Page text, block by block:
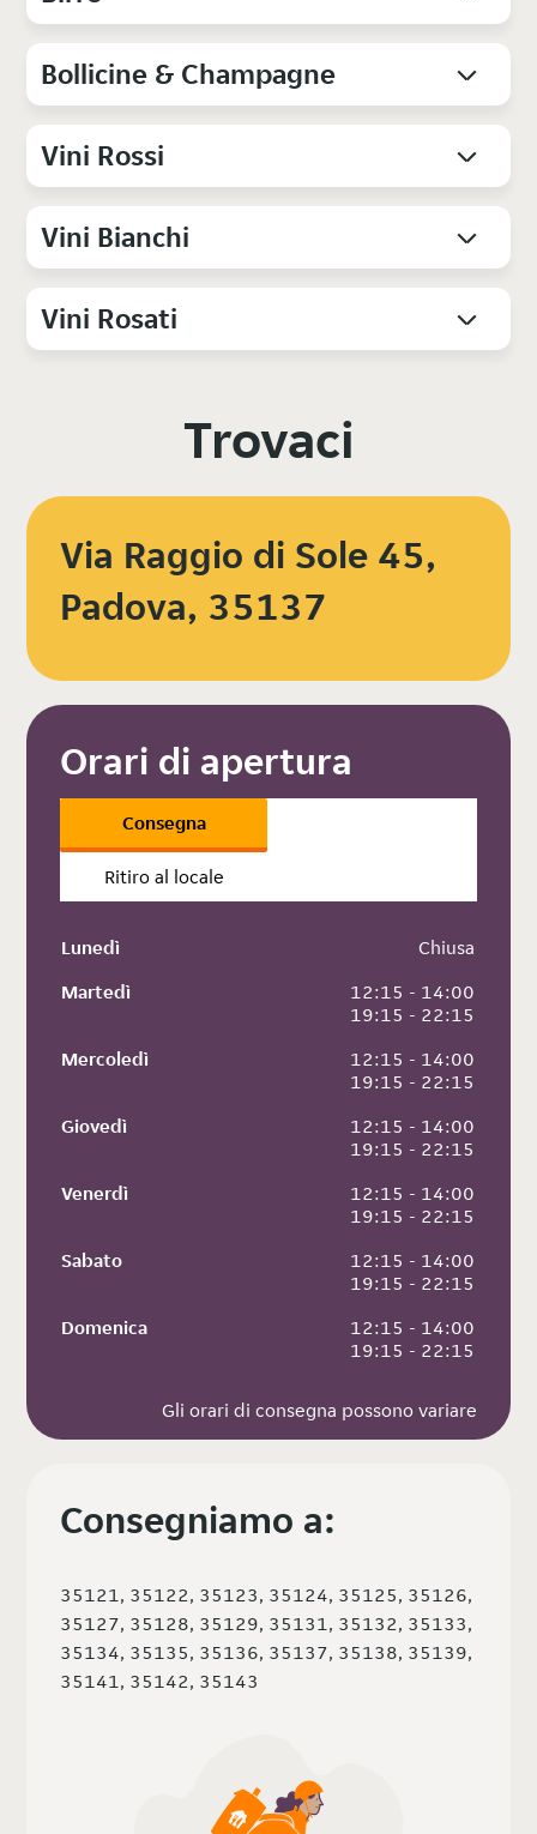
Bollicine & Champagne
Vini Rossi
Vini Bianchi
Vini Rosati
Trovaci
Via Raggio di Sole 45,
Padova, 35137
Orari di apertura
Consegna
Ritiro al locale
Lunedì
Chiusa
Martedì
12:15 - 14:00
19:15 - 22:15
Mercoledì
12:15 - 14:00
19:15 - 22:15
Giovedì
12:15 - 14:00
19:15 - 22:15
Venerdì
12:15 - 14:00
19:15 - 22:15
Sabato
12:15 - 14:00
19:15 - 22:15
Domenica
12:15 - 14:00
19:15 - 22:15
Gli orari di consegna possono variare
Consegniamo a:
35121, 35122, 35123, 35124, 35125, 35126,
35127, 35128, 35129, 35131, 35132, 35133,
35134, 35135, 35136, 35137, 35138, 35139,
35141, 35142, 35143